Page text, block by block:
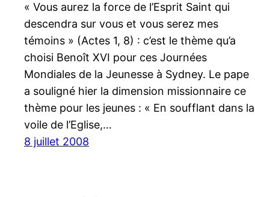
« Vous aurez la force de l’Esprit Saint qui
descendra sur vous et vous serez mes
témoins » (Actes 1, 8) : c’est le thème qu’a
choisi Benoît XVI pour ces Journées
Mondiales de la Jeunesse à Sydney. Le pape
a souligné hier la dimension missionnaire ce
thème pour les jeunes : « En soufflant dans la
voile de l’Eglise,…
8 juillet 2008